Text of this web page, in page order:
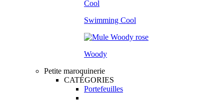
Swimming Cool
Woody
Petite maroquinerie
CATÉGORIES
Portefeuilles